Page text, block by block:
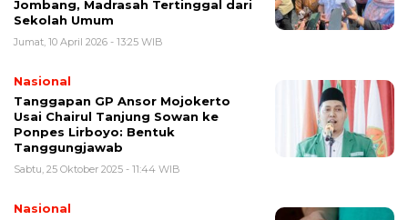
Jombang, Madrasah Tertinggal dari
Sekolah Umum
Jumat, 10 April 2026 - 13:25 WIB
Nasional
Tanggapan GP Ansor Mojokerto
Usai Chairul Tanjung Sowan ke
Ponpes Lirboyo: Bentuk
Tanggungjawab
Sabtu, 25 Oktober 2025 - 11:44 WIB
Nasional